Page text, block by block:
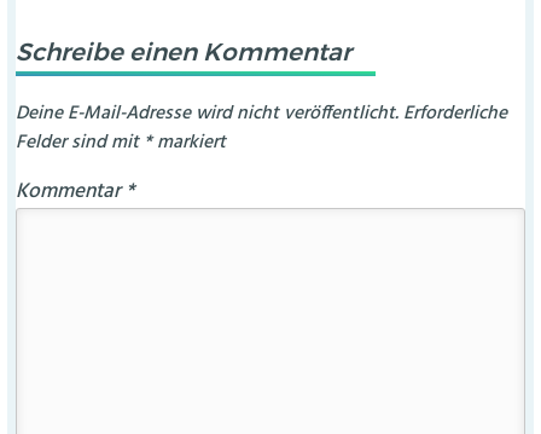
Schreibe einen Kommentar
Deine E-Mail-Adresse wird nicht veröffentlicht. Erforderliche
Felder sind mit *markiert
Kommentar*